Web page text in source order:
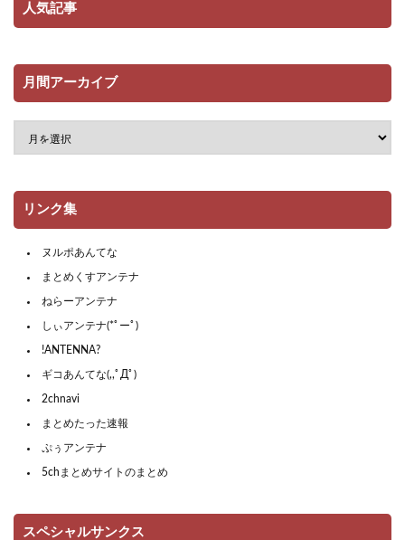
人気記事
月間アーカイブ
リンク集
ヌルポあんてな
まとめくすアンテナ
ねらーアンテナ
しぃアンテナ(*ﾟーﾟ)
!ANTENNA?
ギコあんてな(,,ﾟДﾟ)
2chnavi
まとめたった速報
ぷぅアンテナ
5chまとめサイトのまとめ
スペシャルサンクス